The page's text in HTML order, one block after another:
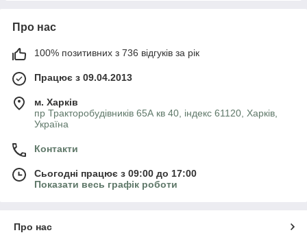
Про нас
100% позитивних з 736 відгуків за рік
Працює з 09.04.2013
м. Харків
пр Тракторобудівників 65А кв 40, індекс 61120, Харків,
Україна
Контакти
Сьогодні працює з 09:00 до 17:00
Показати весь графік роботи
Про нас